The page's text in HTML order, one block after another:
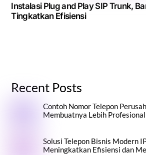
Instalasi Plug and Play SIP Trunk,
Tingkatkan Efisiensi
Recent Posts
Contoh Nomor Telepon
Membuatnya Lebih
Solusi Telepon Bisnis Modern
Meningkatkan Efisiensi dan